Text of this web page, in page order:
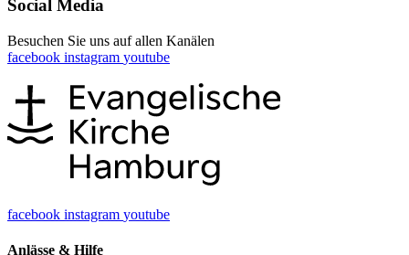
Social Media
Besuchen Sie uns auf allen Kanälen
facebook instagram youtube
facebook instagram youtube
Anlässe & Hilfe